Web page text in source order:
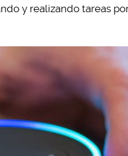
y realizando tareas